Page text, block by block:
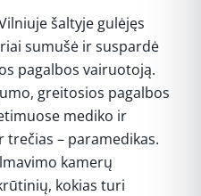
šaltyje gulėjęs
sumušė ir suspardė
pagalbos vairuotoją.
greitosios pagalbos
mediko ir
– paramedikas.
kamerų
kokias turi